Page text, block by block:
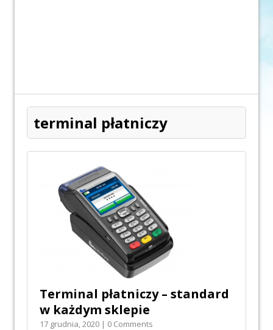
terminal płatniczy
Terminal płatniczy – standard
w każdym sklepie
17 grudnia, 2020 | 0 Comments